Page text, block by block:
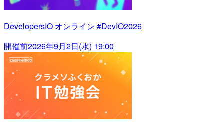
DevelopersIO オンライン #DevIO2026
開催前2026年9月2日(水) 19:00